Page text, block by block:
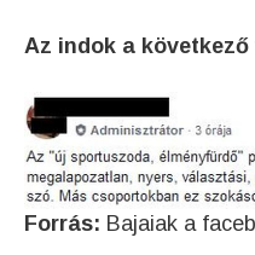
Az indok a
Forrás: Bajaiak a